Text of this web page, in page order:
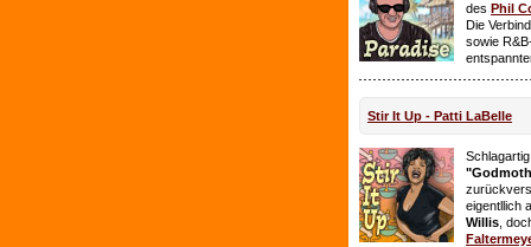
des Phil
Die
sowie
Stir It Up - Patti LaBelle
eigentllich
Willis ,